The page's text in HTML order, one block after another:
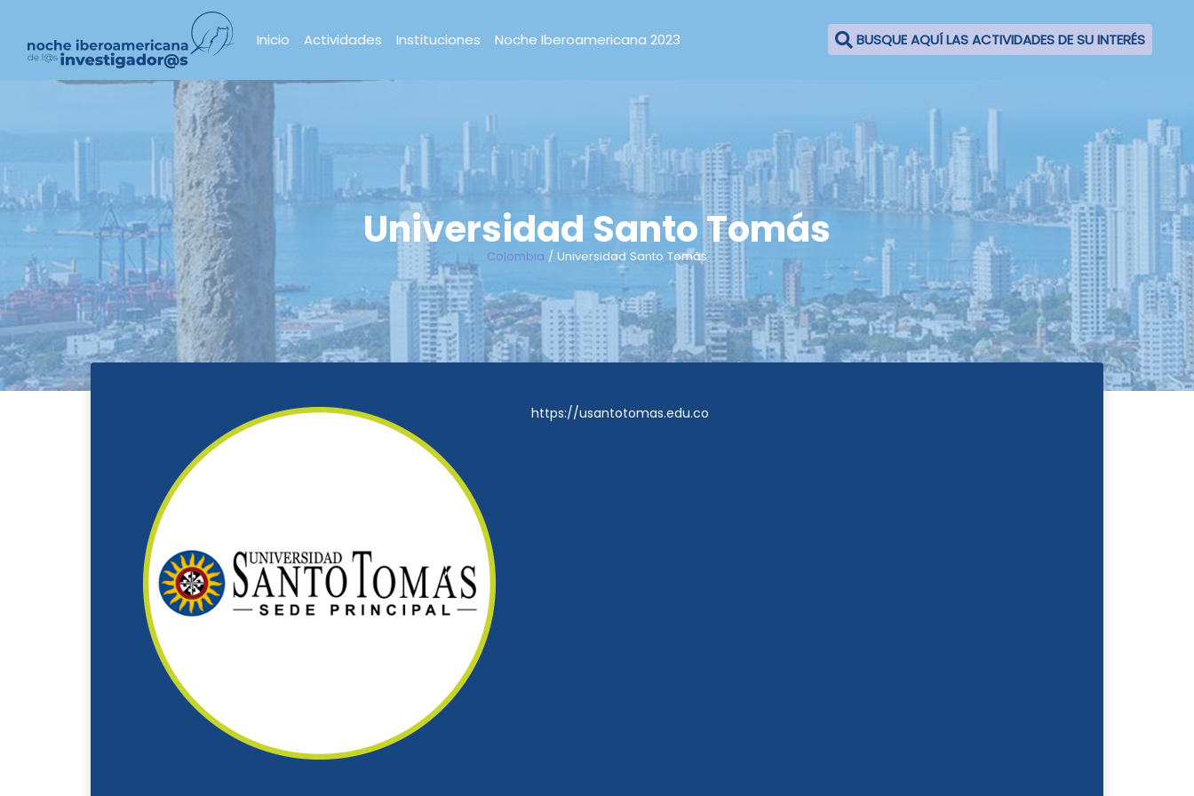
Inicio Actividades Instituciones Noche Iberoamericana 2023 BUSQUE AQUÍ LAS ACTIVIDADES DE SU INTERÉS
Universidad Santo Tomás
Colombia / Universidad Santo Tomás
https://usantotomas.edu.co